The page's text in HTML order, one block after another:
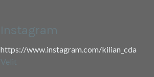
Instagram
https://www.instagram.com/kilian_cda
Velit